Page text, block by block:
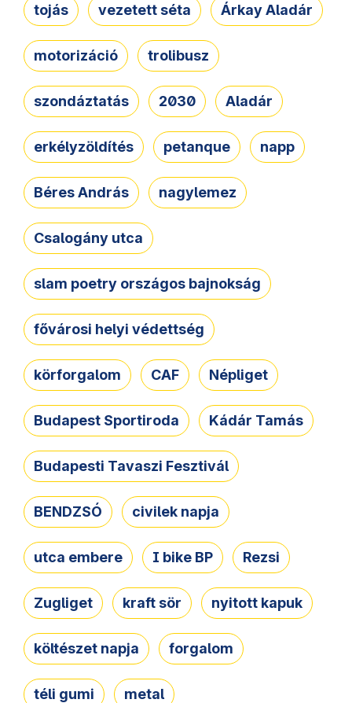
tojás vezetett séta Árkay Aladár
motorizáció trolibusz
szondáztatás 2030 Aladár
erkélyzöldítés petanque napp
Béres András nagylemez
Csalogány utca
slam poetry országos bajnokság
fővárosi helyi védettség
körforgalom CAF Népliget
Budapest Sportiroda Kádár Tamás
Budapesti Tavaszi Fesztivál
BENDZSÓ civilek napja
utca embere I bike BP Rezsi
Zugliget kraft sör nyitott kapuk
költészet napja forgalom
téli gumi metal